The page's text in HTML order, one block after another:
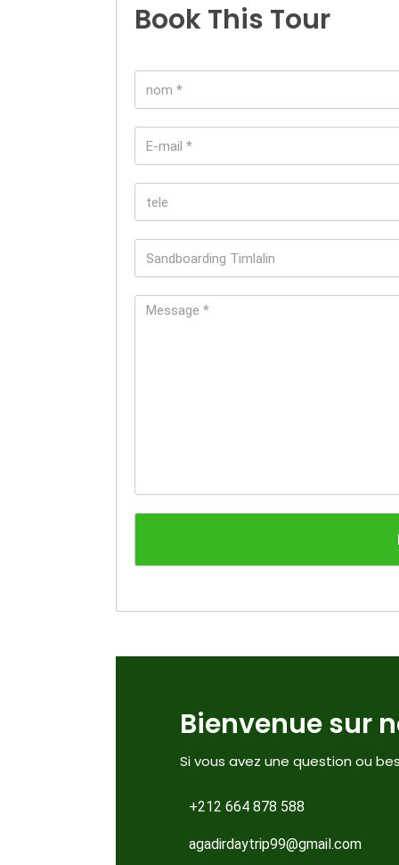
Book This Tour
Bienvenue sur
Si vous avez une question ou
+212 664 878 588
agadirdaytrip99@gmail.com